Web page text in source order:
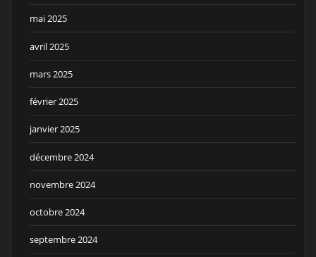
mai 2025
avril 2025
mars 2025
février 2025
janvier 2025
décembre 2024
novembre 2024
octobre 2024
septembre 2024